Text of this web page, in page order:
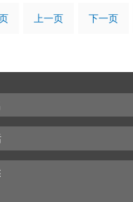
上一页 下一页